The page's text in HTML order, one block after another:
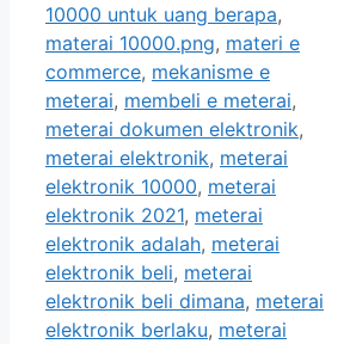
10000 untuk uang berapa,
materai 10000.png, materi e
commerce, mekanisme e
meterai, membeli e meterai,
meterai dokumen elektronik,
meterai elektronik, meterai
elektronik 10000, meterai
elektronik 2021, meterai
elektronik adalah, meterai
elektronik beli, meterai
elektronik beli dimana, meterai
elektronik berlaku, meterai